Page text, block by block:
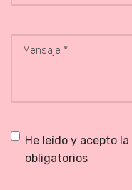
*
(Obligatorio)
Mensaje
Sin
nombre(Obligatorio)
He leído y acepto la
obligatorios